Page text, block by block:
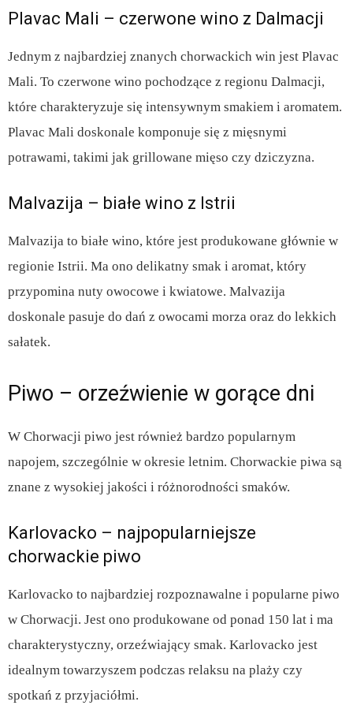
Plavac Mali – czerwone wino z Dalmacji
Jednym z najbardziej znanych chorwackich win jest Plavac
Mali. To czerwone wino pochodzące z regionu Dalmacji,
które charakteryzuje się intensywnym smakiem i aromatem.
Plavac Mali doskonale komponuje się z mięsnymi
potrawami, takimi jak grillowane mięso czy dziczyzna.
Malvazija – białe wino z Istrii
Malvazija to białe wino, które jest produkowane głównie w
regionie Istrii. Ma ono delikatny smak i aromat, który
przypomina nuty owocowe i kwiatowe. Malvazija
doskonale pasuje do dań z owocami morza oraz do lekkich
sałatek.
Piwo – orzeźwienie w gorące dni
W Chorwacji piwo jest również bardzo popularnym
napojem, szczególnie w okresie letnim. Chorwackie piwa są
znane z wysokiej jakości i różnorodności smaków.
Karlovacko – najpopularniejsze
chorwackie piwo
Karlovacko to najbardziej rozpoznawalne i popularne piwo
w Chorwacji. Jest ono produkowane od ponad 150 lat i ma
charakterystyczny, orzeźwiający smak. Karlovacko jest
idealnym towarzyszem podczas relaksu na plaży czy
spotkań z przyjaciółmi.